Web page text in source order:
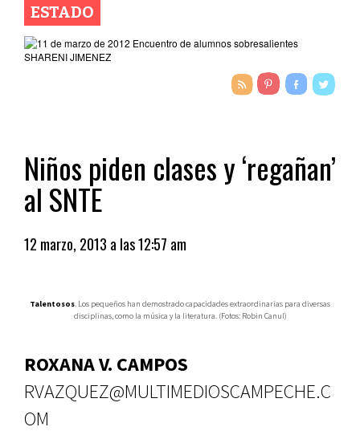
ESTADO
Niños piden clases y ‘regañan’
al SNTE
12 marzo, 2013 a las 12:57 am
Talentosos. Los pequeños han demostrado capacidades extraordinarias para diversas
disciplinas, como la música y la literatura. (Fotos: Robin Canul)
ROXANA V. CAMPOS
RVAZQUEZ@MULTIMEDIOSCAMPECHE.C
OM